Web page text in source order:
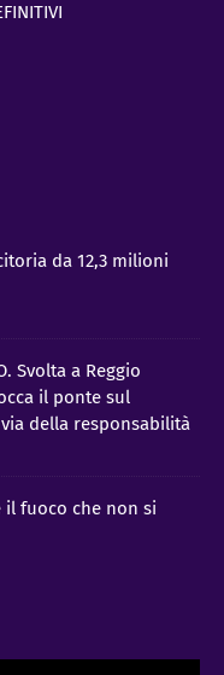
da 12,3 milioni
Svolta a Reggio
il ponte sul
della responsabilità
il fuoco che non si